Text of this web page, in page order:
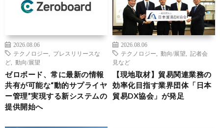
2026.08.06
テクノロジー
プレスリリースな
ど
動向/展望
ゼロボード、常に最新の情報
共有が可能な“動的サプライヤ
ー管理”実現する新システムの
提供開始へ
2026.08.06
テクノロジー
動向/展望
記者会
見など
【現地取材】貿易関連業務の
効率化目指す業界団体「日本
貿易DX協会」が発足